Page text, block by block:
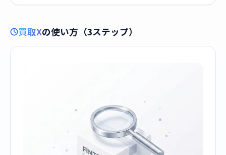
買取Xの使い方（3ステップ）